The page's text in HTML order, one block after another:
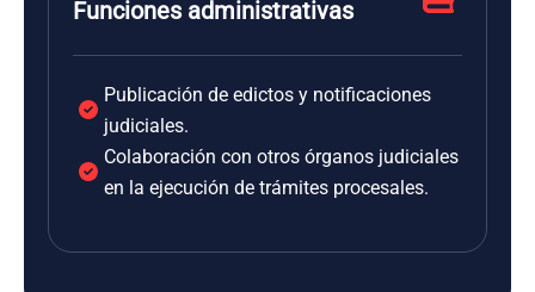
Funciones administrativas
Publicación de edictos y notificaciones
judiciales.
Colaboración con otros órganos judiciales
en la ejecución de trámites procesales.